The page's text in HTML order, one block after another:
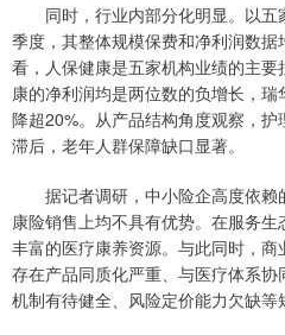
同时，行业内部分化明显。以五
季度，其整体规模保费和净利润数
看，人保健康是五家机构业绩的主
康的净利润均是两位数的负增长，
降超20%。从产品结构角度观察，
滞后，老年人群保障缺口显著。
据记者调研，中小险企高度依赖
康险销售上均不具有优势。在服务
丰富的医疗康养资源。与此同时，商
存在产品同质化严重、与医疗体系
机制有待健全、风险定价能力欠缺等